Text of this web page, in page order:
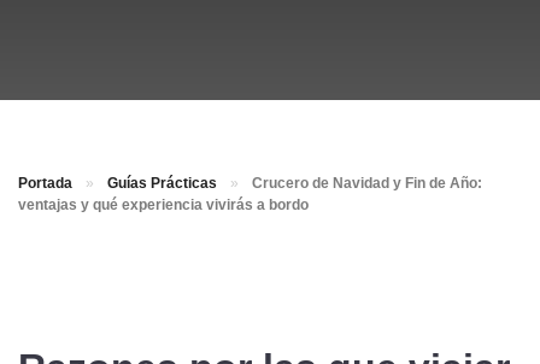
Portada » Guías Prácticas »
Crucero de Navidad y Fin de Año:
ventajas y qué experiencia vivirás a bordo